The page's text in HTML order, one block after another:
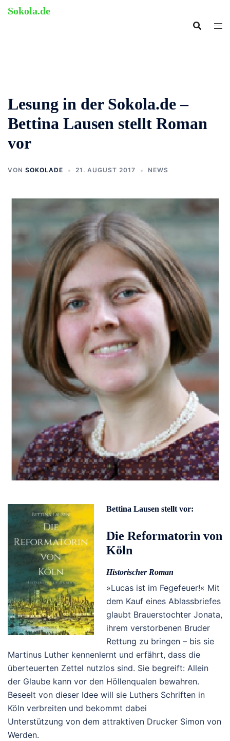
ZumSokola.de
Lesung in der Sokola.de –
Bettina Lausen stellt Roman
vor
VON SOKOLADE 21. AUGUST 2017 NEWS
Bettina Lausen stellt vor:
Die Reformatorin von
Köln
Historischer Roman
»Lucas ist im Fegefeuer!« Mit
dem Kauf eines Ablassbriefes
glaubt Brauerstochter Jonata,
ihrem verstorbenen Bruder
Rettung zu bringen – bis sie
Martinus Luther kennenlernt und erfährt, dass die
überteuerten Zettel nutzlos sind. Sie begreift: Allein
der Glaube kann vor den Höllenqualen bewahren.
Beseelt von dieser Idee will sie Luthers Schriften in
Köln verbreiten und bekommt dabei
Unterstützung von dem attraktiven Drucker Simon von
Werden.